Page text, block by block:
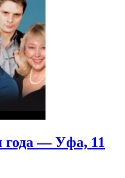
года — Уфа, 11